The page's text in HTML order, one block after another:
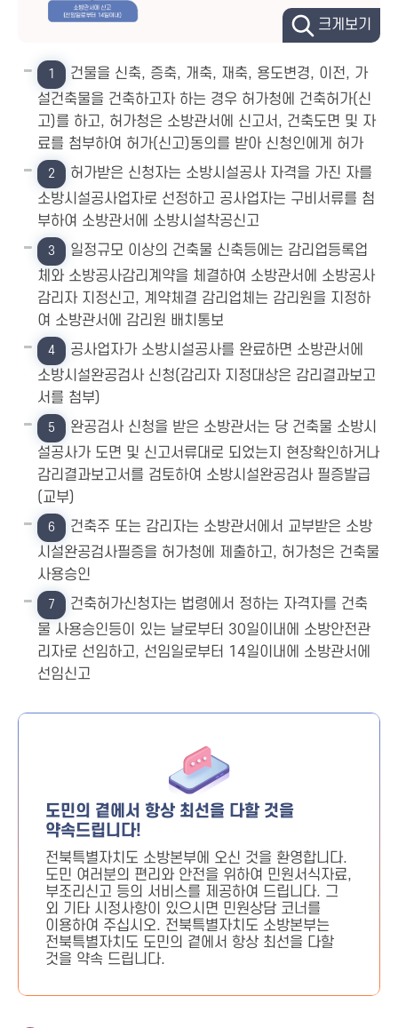
크게보기
1
건물을 신축, 증축, 개축, 재축, 용도변경, 이전, 가
설건축물을 건축하고자 하는 경우 허가청에 건축허가(신
고)를 하고, 허가청은 소방관서에 신고서, 건축도면 및 자
료를 첨부하여 허가(신고)동의를 받아 신청인에게 허가
2
허가받은 신청자는 소방시설공사 자격을 가진 자를
소방시설공사업자로 선정하고 공사업자는 구비서류를 첨
부하여 소방관서에 소방시설착공신고
3
일정규모 이상의 건축물 신축등에는 감리업등록업
체와 소방공사감리계약을 체결하여 소방관서에 소방공사
감리자 지정신고, 계약체결 감리업체는 감리원을 지정하
여 소방관서에 감리원 배치통보
4
공사업자가 소방시설공사를 완료하면 소방관서에
소방시설완공검사 신청(감리자 지정대상은 감리결과보고
서를 첨부)
5
완공검사 신청을 받은 소방관서는 당 건축물 소방시
설공사가 도면 및 신고서류대로 되었는지 현장확인하거나
감리결과보고서를 검토하여 소방시설완공검사 필증발급
(교부)
6
건축주 또는 감리자는 소방관서에서 교부받은 소방
시설완공검사필증을 허가청에 제출하고, 허가청은 건축물
사용승인
7
건축허가신청자는 법령에서 정하는 자격자를 건축
물 사용승인등이 있는 날로부터 30일이내에 소방안전관
리자로 선임하고, 선임일로부터 14일이내에 소방관서에
선임신고
도민의 곁에서 항상 최선을 다할 것을
약속드립니다!
전북특별자치도 소방본부에 오신 것을 환영합니다.
도민 여러분의 편리와 안전을 위하여 민원서식자료,
부조리신고 등의 서비스를 제공하여 드립니다. 그
외 기타 시정사항이 있으시면 민원상담 코너를
이용하여 주십시오. 전북특별자치도 소방본부는
전북특별자치도 도민의 곁에서 항상 최선을 다할
것을 약속 드립니다.